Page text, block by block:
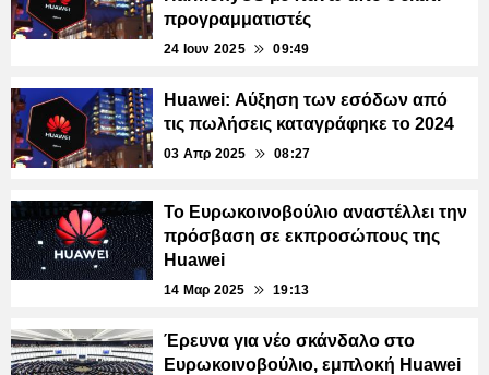
προγραμματιστές
24 Ιουν 2025 09:49
Huawei: Αύξηση των εσόδων από
τις πωλήσεις καταγράφηκε το 2024
03 Απρ 2025 08:27
To Ευρωκοινοβούλιο αναστέλλει την
πρόσβαση σε εκπροσώπους της
Huawei
14 Μαρ 2025 19:13
Έρευνα για νέο σκάνδαλο στο
Ευρωκοινοβούλιο, εμπλοκή Huawei